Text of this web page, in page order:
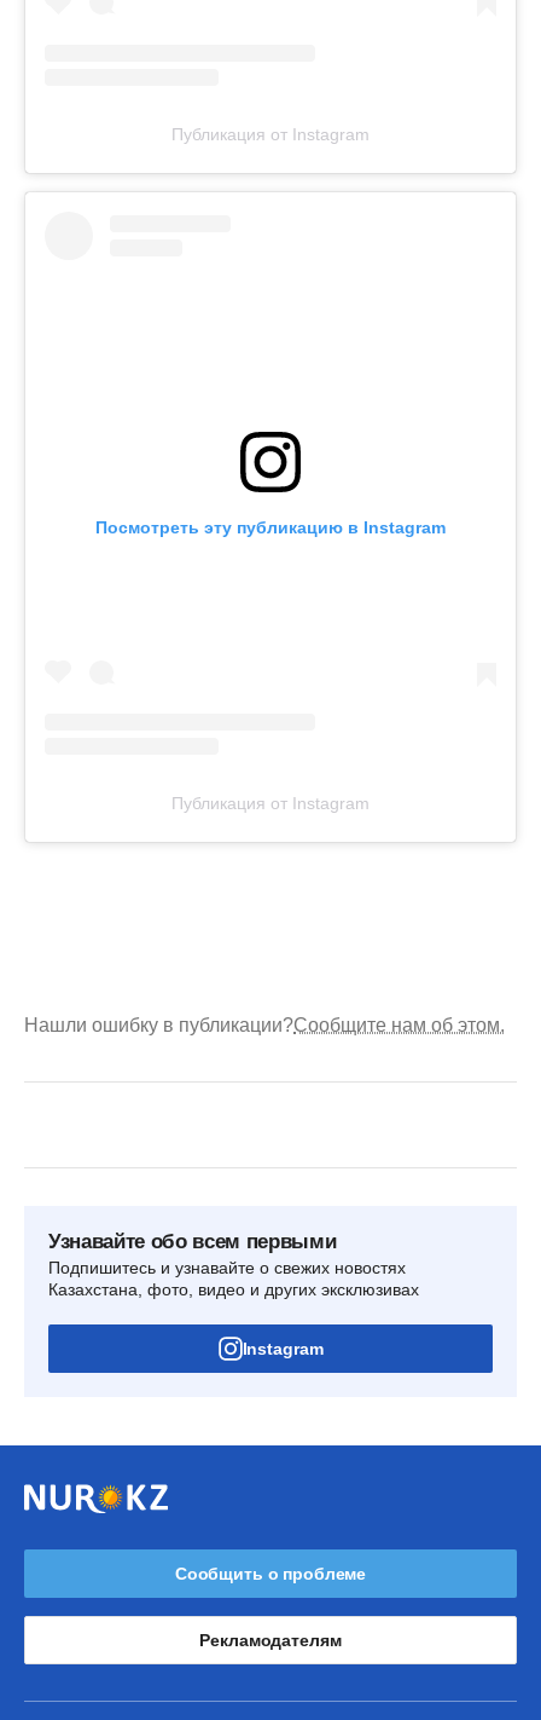
Публикация от Instagram
Посмотреть эту публикацию в Instagram
Публикация от Instagram
Нашли ошибку в публикации?Сообщите нам об этом.
Узнавайте обо всем первыми
Подпишитесь и узнавайте о свежих новостях
Казахстана, фото, видео и других эксклюзивах
Instagram
Сообщить о проблеме
Рекламодателям